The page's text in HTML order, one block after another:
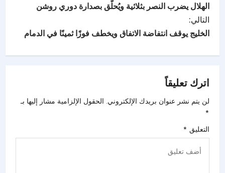
الهلال يضرب النصر بثلاثية ويُحلّق بصدارة دوري روشن
التالي:
الخليج يوقف انتفاضة الاتفاق ويخطف فوزًا ثمينًا في الدمام
اترك تعليقاً
لن يتم نشر عنوان بريدك الإلكتروني. الحقول الإلزامية مشار إليها بـ
*
التعليق *